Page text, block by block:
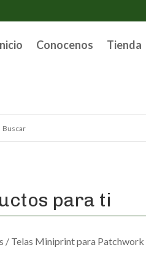
Conocenos Tienda
para ti
/ Telas Miniprint para Patchwork